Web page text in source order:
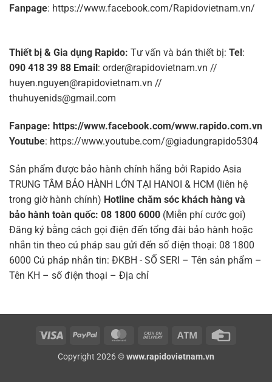
Fanpage: https://www.facebook.com/Rapidovietnam.vn/
Thiết bị & Gia dụng Rapido: Tư vấn và bán thiết bị: Tel:
090 418 39 88 Email: order@rapidovietnam.vn //
huyen.nguyen@rapidovietnam.vn //
thuhuyenids@gmail.com
Fanpage: https://www.facebook.com/www.rapido.com.vn
Youtube: https://www.youtube.com/@giadungrapido5304
Sản phẩm được bảo hành chính hãng bởi Rapido Asia
TRUNG TÂM BẢO HÀNH LỚN TẠI HANOI & HCM (liên hệ
trong giờ hành chính) Hotline chăm sóc khách hàng và
bảo hành toàn quốc: 08 1800 6000 (Miễn phí cước gọi)
Đăng ký bằng cách gọi điện đến tổng đài bảo hành hoặc
nhắn tin theo cú pháp sau gửi đến số điện thoại: 08 1800
6000 Cú pháp nhắn tin: ĐKBH - SỐ SERI – Tên sản phẩm –
Tên KH – số điện thoại – Địa chỉ
Visa PayPal MasterCardCash
Delivery
Atm
Copyright 2026 ©www.rapidovietnam.vn